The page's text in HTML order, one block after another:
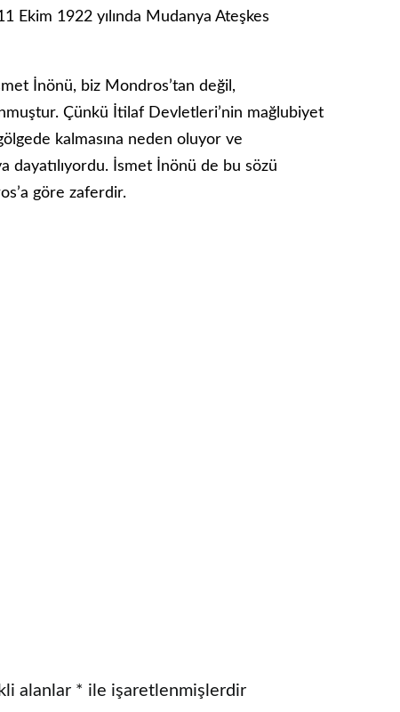
Ekim 1922 yılında Mudanya Ateşkes
İnönü, biz Mondros’tan değil,
Çünkü İtilaf Devletleri’nin mağlubiyet
kalmasına neden oluyor ve
dayatılıyordu. İsmet İnönü de bu sözü
göre zaferdir.
alanlar * ile işaretlenmişlerdir